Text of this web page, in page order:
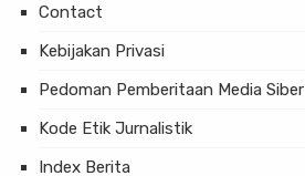
Contact
Kebijakan Privasi
Pedoman Pemberitaan Media Siber
Kode Etik Jurnalistik
Index Berita